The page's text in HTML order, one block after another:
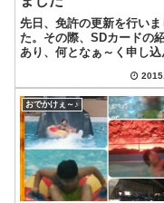
先日、免許の更新を行いま
た。その際、SDカードの
あり、何となぁ～く申し込
ドSD(セーフティドライバ
ードとは安全運転者（
Driver）であることの誇り
を象徴するものです。これ
で...
おでかけぇ～♪